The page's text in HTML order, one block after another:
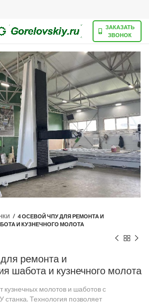
ЗАКАЗАТЬ
ЗВОНОК
увеличить
/ 4 ОСЕВОЙ ЧПУ ДЛЯ РЕМОНТА И
И КУЗНЕЧНОГО МОЛОТА
ремонта и
шабота и кузнечного молота
кузнечных молотов и шаботов с
Технология позволяет